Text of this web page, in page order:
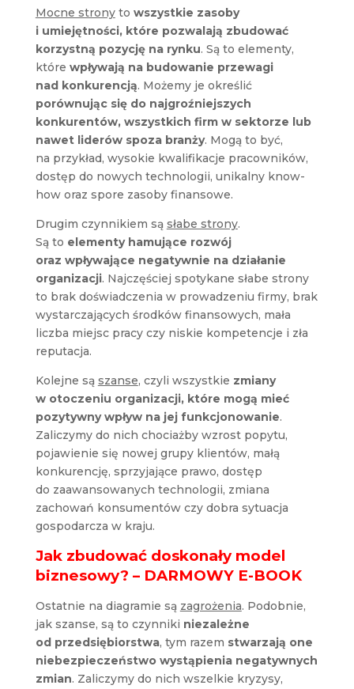
Mocne stronyto wszystkie zasoby
i umiejętności, które pozwalają zbudować
korzystną pozycję na rynku. Są to elementy,
które wpływają na budowanie przewagi
nad konkurencją. Możemy je określić
porównując się do najgroźniejszych
konkurentów, wszystkich firm w sektorze lub
nawet liderów spoza branży. Mogą to być,
na przykład, wysokie kwalifikacje pracowników,
dostęp do nowych technologii, unikalny know-
how oraz spore zasoby finansowe.
Drugim czynnikiem są słabe strony.
Są to elementy hamujące rozwój
oraz wpływające negatywnie na działanie
organizacji. Najczęściej spotykane słabe strony
to brak doświadczenia w prowadzeniu firmy, brak
wystarczających środków finansowych, mała
liczba miejsc pracy czy niskie kompetencje i zła
reputacja.
Kolejne są szanse, czyli wszystkie zmiany
w otoczeniu organizacji, które mogą mieć
pozytywny wpływ na jej funkcjonowanie.
Zaliczymy do nich chociażby wzrost popytu,
pojawienie się nowej grupy klientów, małą
konkurencję, sprzyjające prawo, dostęp
do zaawansowanych technologii, zmiana
zachowań konsumentów czy dobra sytuacja
gospodarcza w kraju.
Jak zbudować doskonały model
biznesowy? – DARMOWY E-BOOK
Ostatnie na diagramie są zagrożenia. Podobnie,
jak szanse, są to czynniki niezależne
od przedsiębiorstwa, tym razem stwarzają one
niebezpieczeństwo wystąpienia negatywnych
zmian. Zaliczymy do nich wszelkie kryzysy,